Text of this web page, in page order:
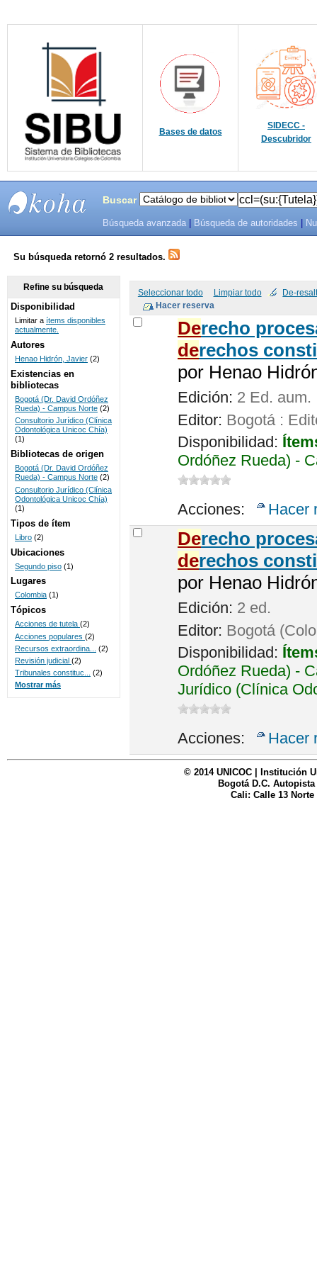
Bases de datos
SIDECC -
Descubridor
SISTEMAS
DE
BIBLIOTECAS
UNICOC
Buscar
Búsqueda avanzada Búsqueda de autoridades
Su búsqueda retornó 2 resultados.
Seleccionar todo Limpiar todo De-
Derecho
derechos
por Henao
Edición: 2 Ed. aum.
Editor: Bogotá :
Disponibilidad:
Ordóñez Rueda) -
Acciones: Hacer
Derecho
derechos
por Henao
Edición: 2 ed.
Editor: Bogotá
Disponibilidad:
Ordóñez Rueda) -
Jurídico (Clínica
Acciones: Hacer
Refine su búsqueda
Disponibilidad
Limitar a ítems disponibles
actualmente.
Autores
Henao Hidrón, Javier (2)
Existencias en
bibliotecas
Bogotá (Dr. David Ordóñez
Rueda) - Campus Norte (2)
Consultorio Jurídico (Clínica
Odontológica Unicoc Chía)
(1)
Bibliotecas de origen
Bogotá (Dr. David Ordóñez
Rueda) - Campus Norte (2)
Consultorio Jurídico (Clínica
Odontológica Unicoc Chía)
(1)
Tipos de ítem
Libro (2)
Ubicaciones
Segundo piso (1)
Lugares
Colombia (1)
Tópicos
Acciones de tutela (2)
Acciones populares (2)
Recursos extraordina...
(2)
Revisión judicial (2)
Tribunales constituc...
(2)
Mostrar más
© 2014 UNICOC | Institución
Bogotá D.C. Autopista
Cali: Calle 13 Norte